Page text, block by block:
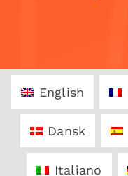
English
Dansk
Italiano